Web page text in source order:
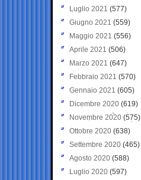
Luglio 2021 (577)
Giugno 2021(559)
Maggio 2021 (556)
Aprile 2021 (506)
Marzo 2021 (647)
Febbraio 2021 (570)
Gennaio 2021 (605)
Dicembre 2020 (619)
Novembre 2020 (575)
Ottobre 2020 (638)
Settembre 2020(465)
Agosto 2020 (588)
Luglio 2020 (597)